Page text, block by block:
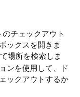
チェックアウト
ックスを開きま
場所を検索しま
ンを使用して、ド
ックアウトするか